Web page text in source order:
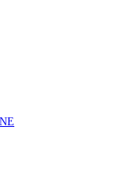
ao tribunal, cada
faz a diferença”
ficar sem médico de
alerta associação